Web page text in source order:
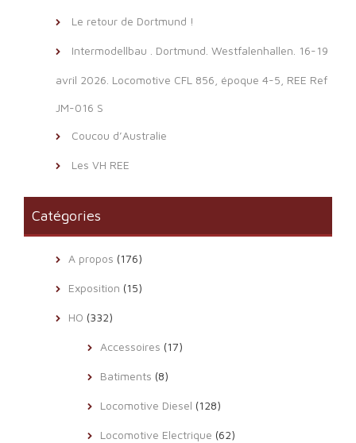
Le retour de Dortmund !
Intermodellbau . Dortmund. Westfalenhallen. 16-19
avril 2026. Locomotive CFL 856, époque 4-5, REE Ref
JM-016 S
Coucou d’Australie
Les VH REE
Catégories
A propos (176)
Exposition (15)
HO (332)
Accessoires (17)
Batiments (8)
Locomotive Diesel (128)
Locomotive Electrique (62)